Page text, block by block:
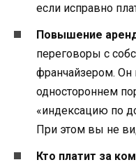
если исправно
Повышение
переговоры с
франчайзером. Он
одностороннем
«индексацию по
При этом вы не
Кто платит за